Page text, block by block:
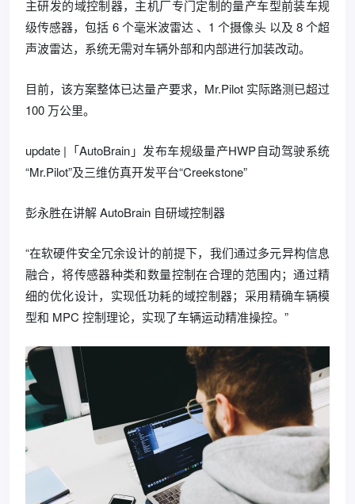
主研发的域控制器，主机厂专门定制的量产车型前装车规
级传感器，包括 6 个毫米波雷达 、1 个摄像头 以及 8 个超
声波雷达，系统无需对车辆外部和内部进行加装改动。
目前，该方案整体已达量产要求，Mr.Pilot 实际路测已超过
100 万公里。
update |「AutoBrain」发布车规级量产HWP自动驾驶系统
“Mr.Pilot”及三维仿真开发平台“Creekstone”
彭永胜在讲解 AutoBrain 自研域控制器
“在软硬件安全冗余设计的前提下，我们通过多元异构信息
融合，将传感器种类和数量控制在合理的范围内；通过精
细的优化设计，实现低功耗的域控制器；采用精确车辆模
型和 MPC 控制理论，实现了车辆运动精准操控。”